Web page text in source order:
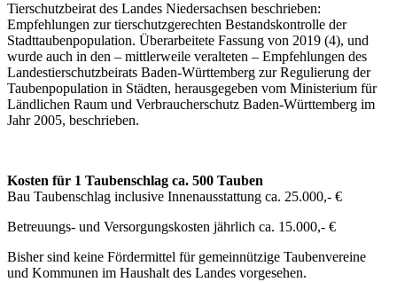
Tierschutzbeirat des Landes Niedersachsen beschrieben:
Empfehlungen zur tierschutzgerechten Bestandskontrolle der
Stadttaubenpopulation. Überarbeitete Fassung von 2019 (4), und
wurde auch in den – mittlerweile veralteten – Empfehlungen des
Landestierschutzbeirats Baden-Württemberg zur Regulierung der
Taubenpopulation in Städten, herausgegeben vom Ministerium für
Ländlichen Raum und Verbraucherschutz Baden-Württemberg im
Jahr 2005, beschrieben.
Kosten für 1 Taubenschlag ca. 500 Tauben
Bau Taubenschlag inclusive Innenausstattung ca. 25.000,- €
Betreuungs- und Versorgungskosten jährlich ca. 15.000,- €
Bisher sind keine Fördermittel für gemeinnützige Taubenvereine
und Kommunen im Haushalt des Landes vorgesehen.